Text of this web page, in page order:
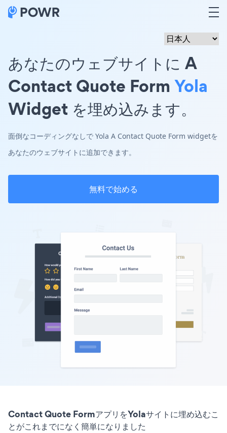
あなたのウェブサイトに A
Contact Quote Form Yola
Widget を埋め込みます。
面倒なコーディングなしで Yola A Contact Quote Form widgetを
あなたのウェブサイトに追加できます。
無料で始める
Contact Quote FormアプリをYolaサイトに埋め込むこ
とがこれまでになく簡単になりました